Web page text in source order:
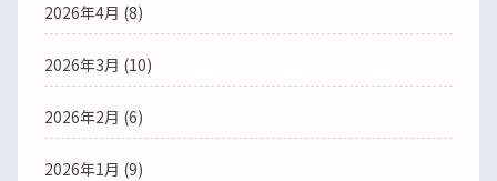
2026年4月 (8)
2026年3月 (10)
2026年2月 (6)
2026年1月 (9)